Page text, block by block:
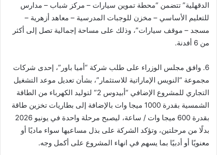
الدقهلية” تتضمن “محطة تموين سيارات – مركز شباب – مدارس
للتعليم الأساسي – مخزن للوجبات المدرسية – معاهد أزهرية –
مسجد – موقف سيارات”، وذلك على مساحة إجمالية تصل إلى أكثر
من 6 أفدنة.
6. وافق مجلس الوزراء على طلب شركة “أميا باور”، إحدى شركات
مجموعة “النويس الإماراتية للاستثمار”، بشأن تعديل موعد التشغيل
التجاري للمشروع الإضافي “أبيدوس 2” لتوليد الكهرباء من الطاقة
الشمسية بقدرة 1000 ميجا وات بالإضافة إلى بطاريات تخزين طاقة
بقدرة 600 ميجا وات / ساعة، ليصبح مرحلة واحدة في يونيو 2026
بدلًا من مرحلتين، وتؤكد الشركة على بذل مساعيها سواء ماديًا أو
معنويًا أو أدبيًا بما يسهم في انهاء المشروع على أكمل وجه.